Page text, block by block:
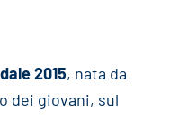
2015, nata da
dei giovani, sul